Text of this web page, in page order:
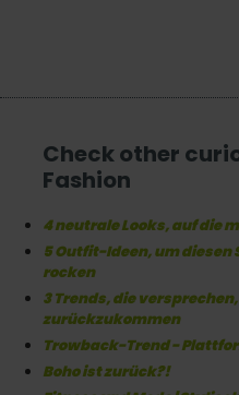
Check other
Fashion
4 neutrale Looks, auf die
5 Outfit-Ideen, um diesen
rocken
3 Trends, die
zurückzukommen
Trowback-Trend -
Boho ist zurück?!